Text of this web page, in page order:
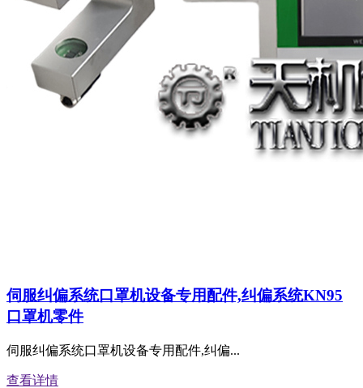
伺服纠偏系统口罩机设备专用配件,纠偏系统KN95
口罩机零件
伺服纠偏系统口罩机设备专用配件,纠偏...
查看详情